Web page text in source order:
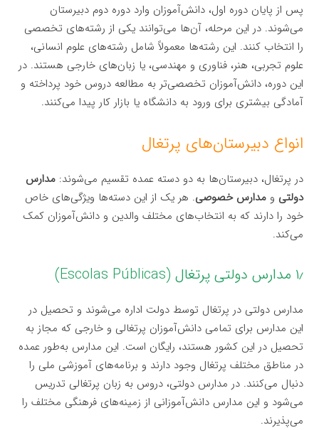
پس از پایان دوره اول، دانش‌آموزان وارد دوره دوم دبیرستان
می‌شوند. در این مرحله، آن‌ها می‌توانند یکی از رشته‌های تخصصی
را انتخاب کنند. این رشته‌ها معمولاً شامل رشته‌های علوم انسانی،
علوم تجربی، هنر، فناوری و مهندسی، یا زبان‌های خارجی هستند. در
این دوره، دانش‌آموزان تخصصی‌تر به مطالعه دروس خود پرداخته و
آمادگی بیشتری برای ورود به دانشگاه یا بازار کار پیدا می‌کنند.
انواع دبیرستان‌های پرتغال
در پرتغال، دبیرستان‌ها به دو دسته عمده تقسیم می‌شوند:مدارس
دولتی ومدارس خصوصی. هر یک از این دسته‌ها ویژگی‌های خاص
خود را دارند که به انتخاب‌های مختلف والدین و دانش‌آموزان کمک
می‌کند.
۱٫ مدارس دولتی پرتغال (Escolas Públicas)
مدارس دولتی در پرتغال توسط دولت اداره می‌شوند و تحصیل در
این مدارس برای تمامی دانش‌آموزان پرتغالی و خارجی که مجاز به
تحصیل در این کشور هستند، رایگان است. این مدارس به‌طور عمده
در مناطق مختلف پرتغال وجود دارند و برنامه‌های آموزشی ملی را
دنبال می‌کنند. در مدارس دولتی، دروس به زبان پرتغالی تدریس
می‌شود و این مدارس دانش‌آموزانی از زمینه‌های فرهنگی مختلف را
می‌پذیرند.